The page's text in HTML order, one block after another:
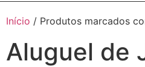
Início / Produtos marcados
Aluguel de